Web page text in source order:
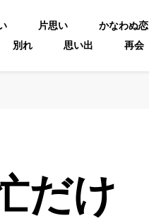
片思い かなわぬ恋
別れ 思い出 再会
だけ